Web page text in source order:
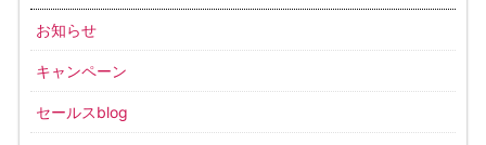
お知らせ
キャンペーン
セールスblog